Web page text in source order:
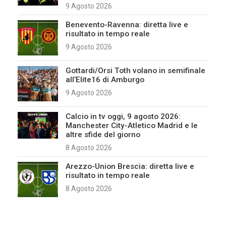
9 Agosto 2026
Benevento-Ravenna: diretta live e
risultato in tempo reale
9 Agosto 2026
Gottardi/Orsi Toth volano in semifinale
all’Elite16 di Amburgo
9 Agosto 2026
Calcio in tv oggi, 9 agosto 2026:
Manchester City-Atletico Madrid e le
altre sfide del giorno
8 Agosto 2026
Arezzo-Union Brescia: diretta live e
risultato in tempo reale
8 Agosto 2026